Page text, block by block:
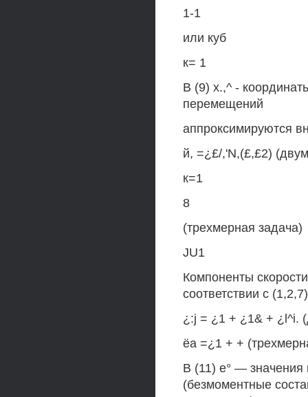
1-1
или куб
к= 1
В (9) х.,^ -
перемещений
аппроксимируются
й, =¿£/,'N,(£,£2)
к=1
8
(трехмерная задача)
JU1
Компоненты
соответствии с
¿:j = ¿1 + ¿1& + ¿l^i.
ёа =¿1 + +
В (11) е° — значения
(безмоментные